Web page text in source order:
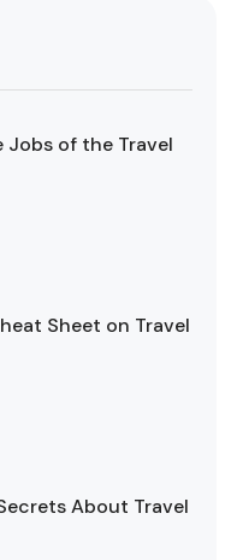
Jobs of the Travel
Sheet on Travel
About Travel